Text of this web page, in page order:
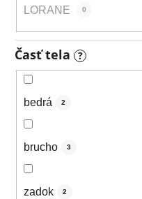
LORANE 0
Časť tela ?
bedrá 2
brucho 3
zadok 2